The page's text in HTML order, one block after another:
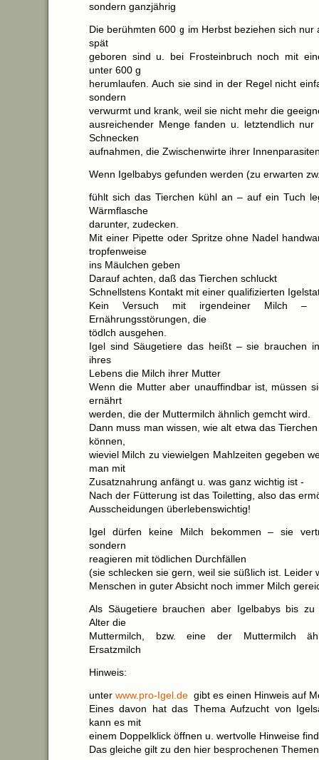
sondern ganzjährig
Die berühmten 600 g im Herbst beziehen sich nur
spät
geboren sind u. bei Frosteinbruch noch mit
unter 600 g
herumlaufen. Auch sie sind in der Regel nicht
sondern
verwurmt und krank, weil sie nicht mehr die
ausreichender Menge fanden u. letztendlich
Schnecken
aufnahmen, die Zwischenwirte ihrer
Wenn Igelbabys gefunden werden (zu erwarten
fühlt sich das Tierchen kühl an – auf ein Tuch
Wärmflasche
darunter, zudecken.
Mit einer Pipette oder Spritze ohne Nadel
tropfenweise
ins Mäulchen geben
Darauf achten, daß das Tierchen schluckt
Schnellstens Kontakt mit einer qualifizierten
Kein Versuch mit irgendeiner Milch
Ernährungsstörungen, die
tödlch ausgehen.
Igel sind Säugetiere das heißt – sie brauchen
ihres
Lebens die Milch ihrer Mutter
Wenn die Mutter aber unauffindbar ist, müssen
ernährt
werden, die der Muttermilch ähnlich gemcht wird.
Dann muss man wissen, wie alt etwa das
können,
wieviel Milch zu viewielgen Mahlzeiten gegeben
man mit
Zusatznahrung anfängt u. was ganz wichtig ist -
Nach der Fütterung ist das Toiletting, also das
Ausscheidungen überlebenswichtig!
Igel dürfen keine Milch bekommen – sie
sondern
reagieren mit tödlichen Durchfällen
(sie schlecken sie gern, weil sie süßlich ist. Leider
Menschen in guter Absicht noch immer Milch
Als Säugetiere brauchen aber Igelbabys bis zu
Alter die
Muttermilch, bzw. eine der Muttermilch
Ersatzmilch
Hinweis:
unter www.pro-Igel.de gibt es einen Hinweis auf
Eines davon hat das Thema Aufzucht von
kann es mit
einem Doppelklick öffnen u. wertvolle Hinweise
Das gleiche gilt zu den hier besprochenen Themen